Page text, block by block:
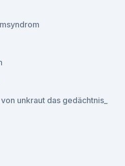
unkraut das gedächtnis_